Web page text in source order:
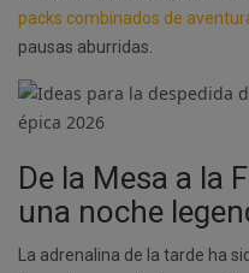
packs combinados de
pausas aburridas.
De la Mesa a la
una noche
La adrenalina de la tarde ha